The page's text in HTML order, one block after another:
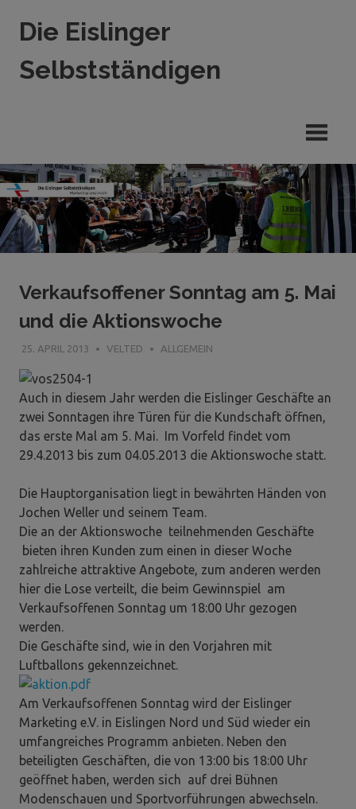
InhaltDie Eislinger
Selbstständigen
in
Hande,
Handwerk
und
Dienstleistung
Verkaufsoffener Sonntag am 5. Mai
und die Aktionswoche
25. APRIL 2013 VELTED ALLGEMEIN
Auch in diesem Jahr werden die Eislinger Geschäfte an
zwei Sonntagen ihre Türen für die Kundschaft öffnen,
das erste Mal am 5. Mai. Im Vorfeld findet vom
29.4.2013 bis zum 04.05.2013 die Aktionswoche statt.
Die Hauptorganisation liegt in bewährten Händen von
Jochen Weller und seinem Team.
Die an der Aktionswoche teilnehmenden Geschäfte
bieten ihren Kunden zum einen in dieser Woche
zahlreiche attraktive Angebote, zum anderen werden
hier die Lose verteilt, die beim Gewinnspiel am
Verkaufsoffenen Sonntag um 18:00 Uhr gezogen
werden.
Die Geschäfte sind, wie in den Vorjahren mit
Luftballons gekennzeichnet.
Am Verkaufsoffenen Sonntag wird der Eislinger
Marketing e.V. in Eislingen Nord und Süd wieder ein
umfangreiches Programm anbieten. Neben den
beteiligten Geschäften, die von 13:00 bis 18:00 Uhr
geöffnet haben, werden sich auf drei Bühnen
Modenschauen und Sportvorführungen abwechseln.